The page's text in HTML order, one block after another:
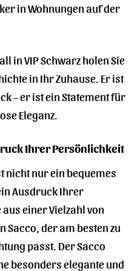
in Wohnungen auf der
in VIP Schwarz holen Sie
in Ihr Zuhause. Er ist
– er ist ein Statement für
Eleganz.
Ihrer Persönlichkeit
nicht nur ein bequemes
Ausdruck Ihrer
einer Vielzahl von
Sacco, der am besten zu
passt. Der Sacco
besonders elegante und